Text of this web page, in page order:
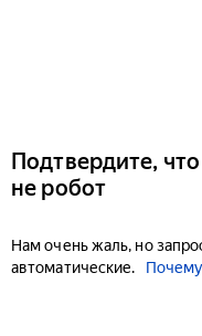
Подтвердите,
не робот
Нам очень жаль, но
автоматические.